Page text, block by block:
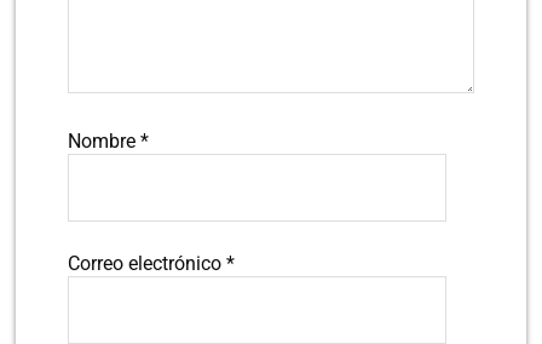
Nombre*
Correo electrónico*